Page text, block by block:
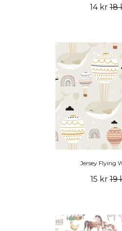
14 kr18
Jersey Flying
15 kr19